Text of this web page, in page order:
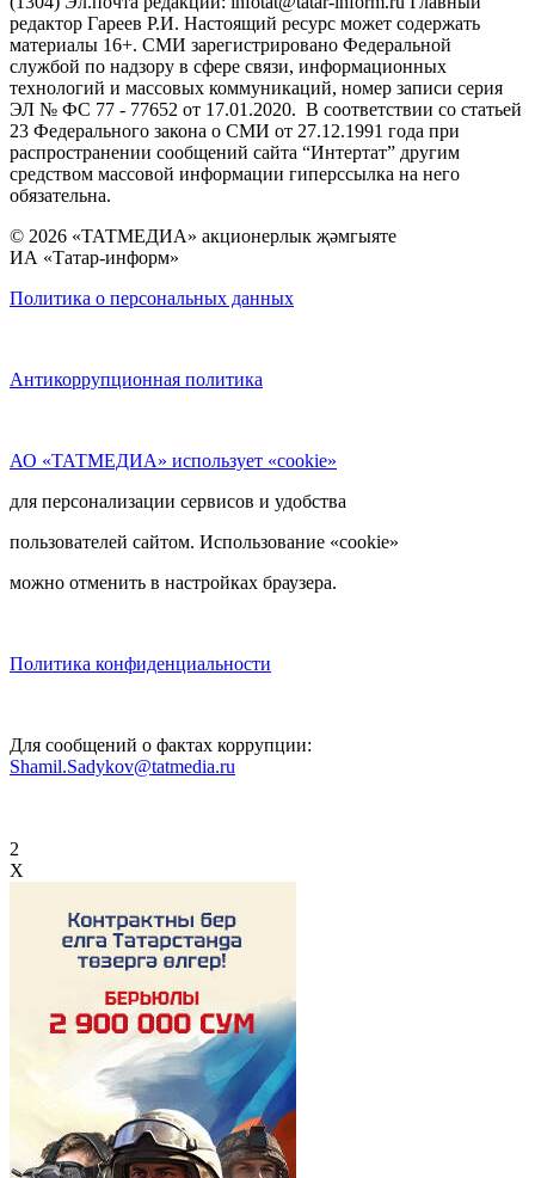
редактор Гареев Р.И. Настоящий ресурс может содержать
материалы 16+. СМИ зарегистрировано Федеральной
службой по надзору в сфере связи, информационных
технологий и массовых коммуникаций, номер записи серия
ЭЛ № ФС 77 - 77652 от 17.01.2020. В соответствии со статьей
23 Федерального закона о СМИ от 27.12.1991 года при
распространении сообщений сайта “Интертат” другим
средством массовой информации гиперссылка на него
обязательна.
© 2026 «ТАТМЕДИА» акционерлык җәмгыяте
ИА «Татар-информ»
Политика о персональных данных
Антикоррупционная политика
АО «ТАТМЕДИА» использует «cookie»
для персонализации сервисов и удобства
пользователей сайтом. Использование «cookie»
можно отменить в настройках браузера.
Политика конфиденциальности
Для сообщений о фактах коррупции:
Shamil.Sadykov@tatmedia.ru
2
X